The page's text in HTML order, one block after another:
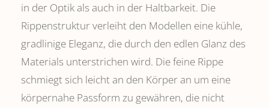
in der Optik als auch in der Haltbarkeit. Die
Rippenstruktur verleiht den Modellen eine kühle,
gradlinige Eleganz, die durch den edlen Glanz des
Materials unterstrichen wird. Die feine Rippe
schmiegt sich leicht an den Körper an um eine
körpernahe Passform zu gewähren, die nicht